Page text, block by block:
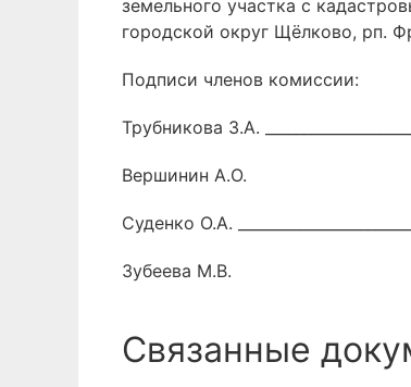
земельного участка с
городской округ Щёлково, рп.
Подписи членов комиссии:
Трубникова З.А.
Вершинин А.О.
Суденко О.А.
Зубеева М.В.
Связанные